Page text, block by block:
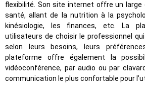
flexibilité. Son site internet offre un large
santé, allant de la nutrition à la
kinésiologie, les finances, etc. La
utilisateurs de choisir le professionnel
selon leurs besoins, leurs
plateforme offre également la
vidéoconférence, par audio ou par
communication le plus confortable pour